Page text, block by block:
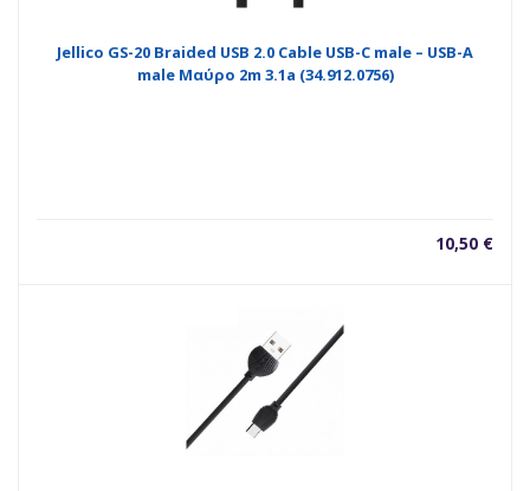
Jellico GS-20 Braided USB 2.0 Cable USB-C male – USB-A
male Μαύρο 2m 3.1a (34.912.0756)
10,50 €